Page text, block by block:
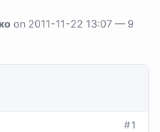
on 2011-11-22 13:07 — 9
#1